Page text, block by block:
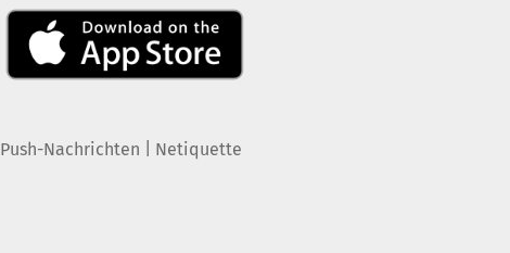
Push-Nachrichten Netiquette